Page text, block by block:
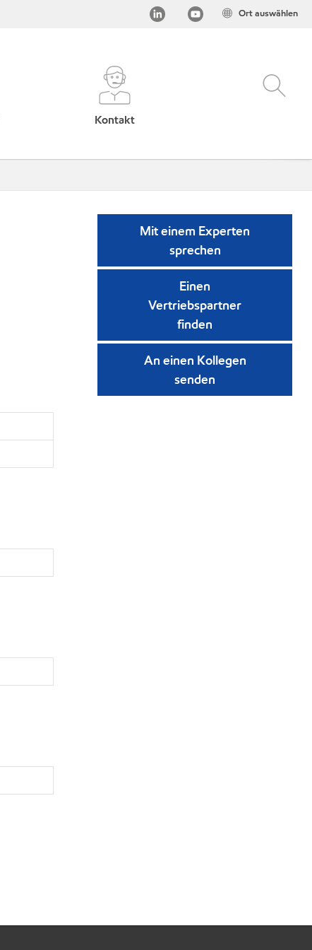
Ort auswählen
Kontakt
Mit einem Experten
sprechen
Einen
Vertriebspartner
finden
An einen Kollegen
senden